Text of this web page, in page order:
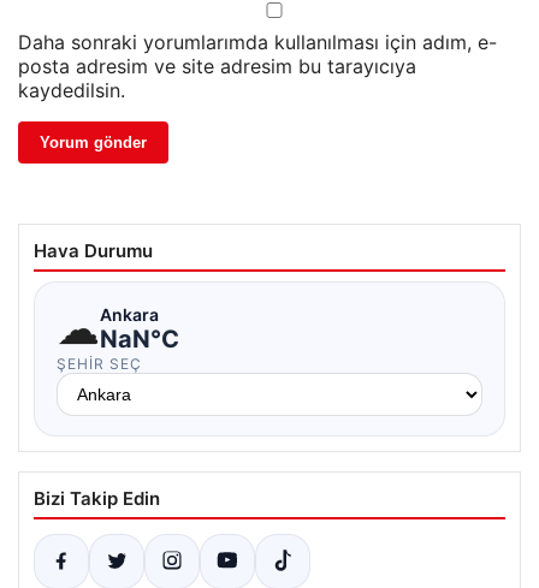
Daha sonraki yorumlarımda kullanılması için adım, e-
posta adresim ve site adresim bu tarayıcıya
kaydedilsin.
Hava Durumu
☁Ankara
NaN°C
ŞEHIR SEÇ
Bizi Takip Edin